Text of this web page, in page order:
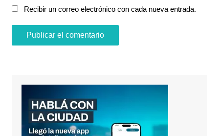
Recibir un correo electrónico con cada nueva entrada.